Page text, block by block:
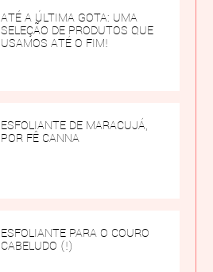
ATÉ A ÚLTIMA GOTA: UMA
SELEÇÃO DE PRODUTOS QUE
USAMOS ATÉ O FIM!
ESFOLIANTE DE MARACUJÁ,
POR FÊ CANNA
ESFOLIANTE PARA O COURO
CABELUDO (!)